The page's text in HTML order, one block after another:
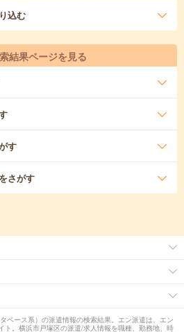
込む
結果ページを見る
す
さがす
ベース系）の派遣情報の検索結果。エン派遣は、エン
ト。横浜市戸塚区の派遣/求人情報を職種、勤務地、時